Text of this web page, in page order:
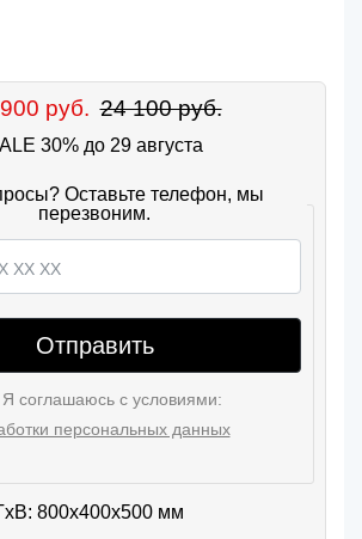
руб. 24 100 руб.
30% до 29 августа
Оставьте телефон, мы
перезвоним.
Отправить
Я соглашаюсь с условиями:
персональных данных
800x400x500 мм